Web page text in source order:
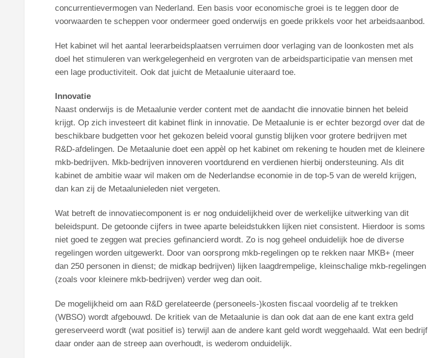
concurrentievermogen van Nederland. Een basis voor economische groei is te leggen door de
voorwaarden te scheppen voor ondermeer goed onderwijs en goede prikkels voor het arbeidsaanbod.
Het kabinet wil het aantal leerarbeidsplaatsen verruimen door verlaging van de loonkosten met als
doel het stimuleren van werkgelegenheid en vergroten van de arbeidsparticipatie van mensen met
een lage productiviteit. Ook dat juicht de Metaalunie uiteraard toe.
Innovatie
Naast onderwijs is de Metaalunie verder content met de aandacht die innovatie binnen het beleid
krijgt. Op zich investeert dit kabinet flink in innovatie. De Metaalunie is er echter bezorgd over dat de
beschikbare budgetten voor het gekozen beleid vooral gunstig blijken voor grotere bedrijven met
R&D-afdelingen. De Metaalunie doet een appèl op het kabinet om rekening te houden met de kleinere
mkb-bedrijven. Mkb-bedrijven innoveren voortdurend en verdienen hierbij ondersteuning. Als dit
kabinet de ambitie waar wil maken om de Nederlandse economie in de top-5 van de wereld krijgen,
dan kan zij de Metaalunieleden niet vergeten.
Wat betreft de innovatiecomponent is er nog onduidelijkheid over de werkelijke uitwerking van dit
beleidspunt. De getoonde cijfers in twee aparte beleidstukken lijken niet consistent. Hierdoor is soms
niet goed te zeggen wat precies gefinancierd wordt. Zo is nog geheel onduidelijk hoe de diverse
regelingen worden uitgewerkt. Door van oorsprong mkb-regelingen op te rekken naar MKB+ (meer
dan 250 personen in dienst; de midkap bedrijven) lijken laagdrempelige, kleinschalige mkb-regelingen
(zoals voor kleinere mkb-bedrijven) verder weg dan ooit.
De mogelijkheid om aan R&D gerelateerde (personeels-)kosten fiscaal voordelig af te trekken
(WBSO) wordt afgebouwd. De kritiek van de Metaalunie is dan ook dat aan de ene kant extra geld
gereserveerd wordt (wat positief is) terwijl aan de andere kant geld wordt weggehaald. Wat een bedrijf
daar onder aan de streep aan overhoudt, is wederom onduidelijk.